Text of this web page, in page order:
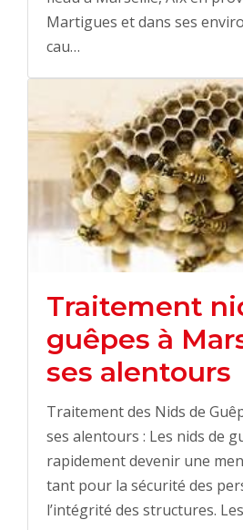
Martigues et dans ses
cau…
Traitement
guêpes à
ses alentours
Traitement des Nids de
ses alentours : Les nids de
rapidement devenir une
tant pour la sécurité des
l’intégrité des structures.